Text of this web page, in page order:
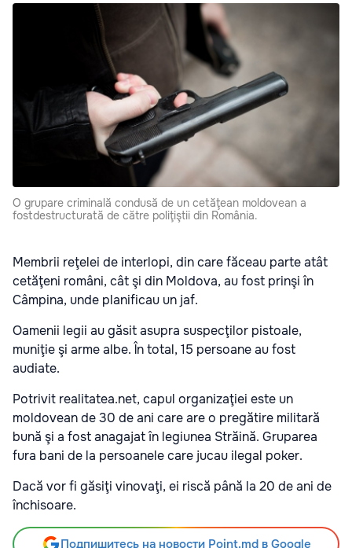
O grupare criminală condusă de un cetăţean moldovean a
fostdestructurată de către poliţiştii din România.
Membrii reţelei de interlopi, din care făceau parte atât
cetăţeni români, cât şi din Moldova, au fost prinşi în
Câmpina, unde planificau un jaf.
Oamenii legii au găsit asupra suspecţilor pistoale,
muniţie şi arme albe. În total, 15 persoane au fost
audiate.
Potrivit realitatea.net, capul organizaţiei este un
moldovean de 30 de ani care are o pregătire militară
bună şi a fost anagajat în legiunea Străină. Gruparea
fura bani de la persoanele care jucau ilegal poker.
Dacă vor fi găsiţi vinovaţi, ei riscă până la 20 de ani de
închisoare.
Подпишитесь на новости Point.md в Google